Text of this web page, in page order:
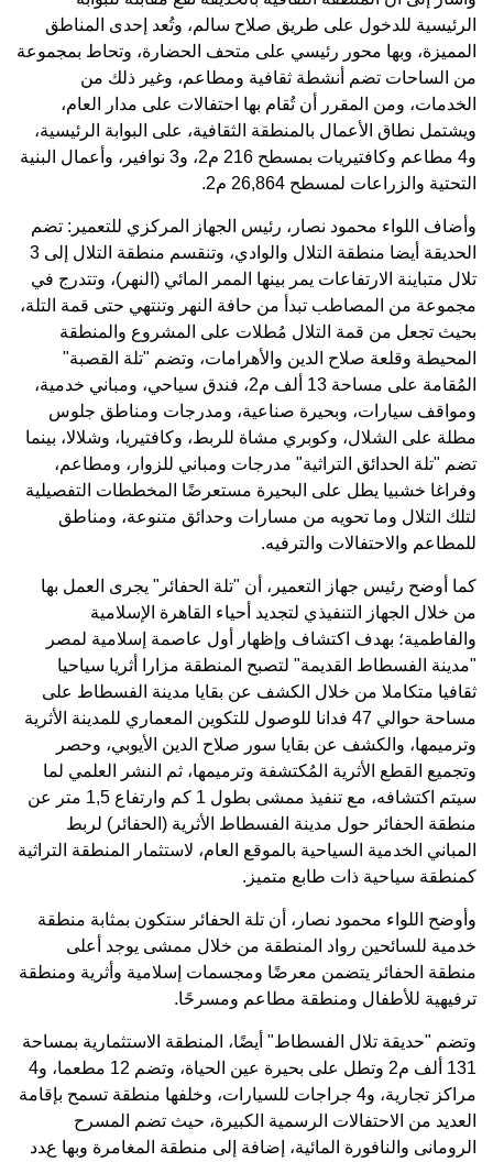
الرئيسية للدخول على طريق صلاح سالم، وتُعد إحدى المناطق
المميزة، وبها محور رئيسي على متحف الحضارة، وتحاط بمجموعة
من الساحات تضم أنشطة ثقافية ومطاعم، وغير ذلك من
الخدمات، ومن المقرر أن تُقام بها احتفالات على مدار العام،
ويشتمل نطاق الأعمال بالمنطقة الثقافية، على البوابة الرئيسية،
و4 مطاعم وكافتيريات بمسطح 216 م2، و3 نوافير، وأعمال البنية
التحتية والزراعات لمسطح 26,864 م2.
وأضاف اللواء محمود نصار، رئيس الجهاز المركزي للتعمير: تضم
الحديقة أيضا منطقة التلال والوادي، وتنقسم منطقة التلال إلى 3
تلال متباينة الارتفاعات يمر بينها الممر المائي (النهر)، وتتدرج في
مجموعة من المصاطب تبدأ من حافة النهر وتنتهي حتى قمة التلة،
بحيث تجعل من قمة التلال مُطلات على المشروع والمنطقة
المحيطة وقلعة صلاح الدين والأهرامات، وتضم "تلة القصبة"
المُقامة على مساحة 13 ألف م2، فندق سياحي، ومباني خدمية،
ومواقف سيارات، وبحيرة صناعية، ومدرجات ومناطق جلوس
مطلة على الشلال، وكوبري مشاة للربط، وكافتيريا، وشلالا، بينما
تضم "تلة الحدائق التراثية" مدرجات ومباني للزوار، ومطاعم،
وفراغا خشبيا يطل على البحيرة مستعرضًا المخططات التفصيلية
لتلك التلال وما تحويه من مسارات وحدائق متنوعة، ومناطق
للمطاعم والاحتفالات والترفيه.
كما أوضح رئيس جهاز التعمير، أن "تلة الحفائر" يجرى العمل بها
من خلال الجهاز التنفيذي لتجديد أحياء القاهرة الإسلامية
والفاطمية؛ بهدف اكتشاف وإظهار أول عاصمة إسلامية لمصر
"مدينة الفسطاط القديمة" لتصبح المنطقة مزارا أثريا سياحيا
ثقافيا متكاملا من خلال الكشف عن بقايا مدينة الفسطاط على
مساحة حوالي 47 فدانا للوصول للتكوين المعماري للمدينة الأثرية
وترميمها، والكشف عن بقايا سور صلاح الدين الأيوبي، وحصر
وتجميع القطع الأثرية المُكتشفة وترميمها، ثم النشر العلمي لما
سيتم اكتشافه، مع تنفيذ ممشى بطول 1 كم وارتفاع 1,5 متر عن
منطقة الحفائر حول مدينة الفسطاط الأثرية (الحفائر) لربط
المباني الخدمية السياحية بالموقع العام، لاستثمار المنطقة التراثية
كمنطقة سياحية ذات طابع متميز.
وأوضح اللواء محمود نصار، أن تلة الحفائر ستكون بمثابة منطقة
خدمية للسائحين رواد المنطقة من خلال ممشى يوجد أعلى
منطقة الحفائر يتضمن معرضًا ومجسمات إسلامية وأثرية ومنطقة
ترفيهية للأطفال ومنطقة مطاعم ومسرحًا.
وتضم "حديقة تلال الفسطاط" أيضًا، المنطقة الاستثمارية بمساحة
131 ألف م2 وتطل على بحيرة عين الحياة، وتضم 12 مطعما، و4
مراكز تجارية، و4 جراجات للسيارات، وخلفها منطقة تسمح بإقامة
العديد من الاحتفالات الرسمية الكبيرة، حيث تضم المسرح
الرومانى والنافورة المائية، إضافة إلى منطقة المغامرة وبها عدد